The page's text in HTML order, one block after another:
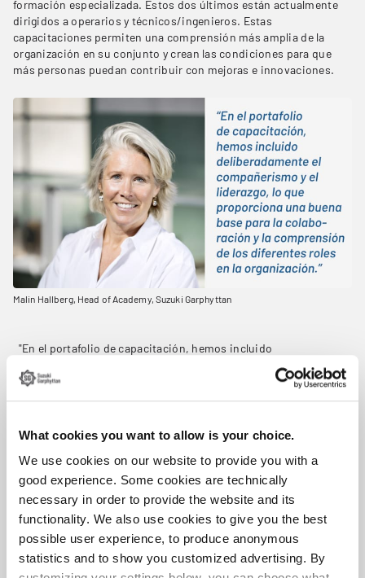
What cookies you want to allow is your choice.
We use cookies on our website to provide you with a
good experience. Some cookies are technically
necessary in order to provide the website and its
functionality. We also use cookies to give you the best
possible user experience, to produce anonymous
statistics and to show you customized advertising. By
formación especializada. Estos dos últimos están actualmente
dirigidos a operarios y técnicos/ingenieros. Estas
capacitaciones permiten una comprensión más amplia de la
organización en su conjunto y crean las condiciones para que
más personas puedan contribuir con mejoras e innovaciones.
Malin Hallberg, Head of Academy, Suzuki Garphyttan
"En el portafolio de capacitación, hemos incluido
deliberadamente el compañerismo y el liderazgo, lo que
proporciona una buena base para la colaboración y la
programas básicos para operadores y técnicos/ingenieros", dice
Malin Hallberg, Directora de la Academia de Suzuki Garphyttan.
La academia se trata en parte de identificar, desarrollar y ofrecer
los diversos cursos que se necesitan, pero también incluye una
plataforma para impartir educación digital. Cuando los cursos
sean más adecuados como formación en el aula, se identificará a
las personas clave y se les formará en un concepto de "formación
de formadores" para que sea posible ofrecer los cursos en todas
las sedes.